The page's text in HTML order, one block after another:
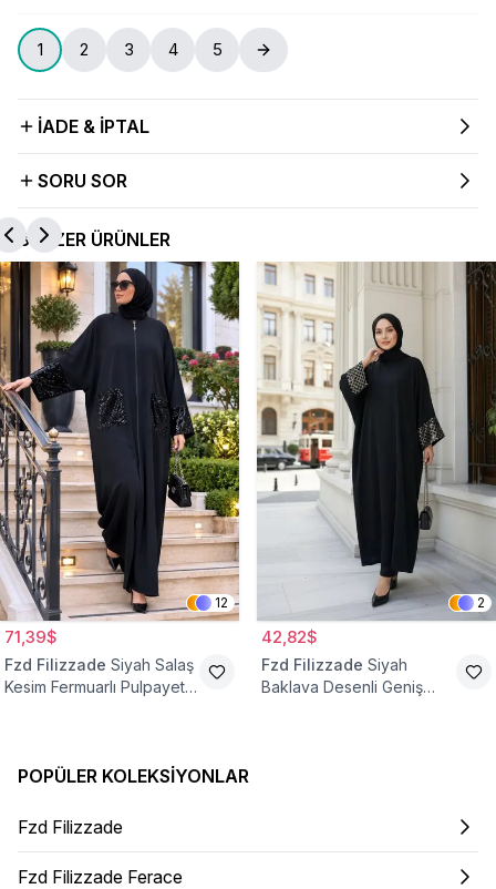
1 2 3 4 5
İADE & İPTAL
SORU SOR
BENZER ÜRÜNLER
12
71,39$
Fzd Filizzade Siyah Salaş
Kesim Fermuarlı Pulpayet
2
42,82$
Fzd Filizzade Siyah
Baklava Desenli Geniş
POPÜLER KOLEKSIYONLAR
Fzd Filizzade
Fzd Filizzade Ferace